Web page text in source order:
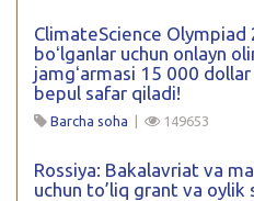
ClimateScience Olympiad
boʻlganlar uchun onlayn
jamgʻarmasi 15 000
bepul safar qiladi!
Barcha soha | 149653
Rossiya: Bakalavriat va
uchun to’liq grant va oylik